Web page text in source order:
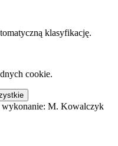
klasyfikację.
cookie.
wykonanie: M. Kowalczyk